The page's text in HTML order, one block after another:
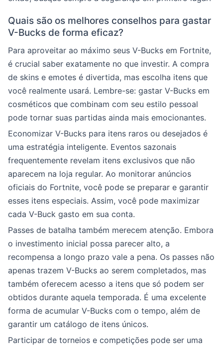
Quais são os melhores conselhos para gastar
V-Bucks de forma eficaz?
Para aproveitar ao máximo seus V-Bucks em Fortnite,
é crucial saber exatamente no que investir. A compra
de skins e emotes é divertida, mas escolha itens que
você realmente usará. Lembre-se: gastar V-Bucks em
cosméticos que combinam com seu estilo pessoal
pode tornar suas partidas ainda mais emocionantes.
Economizar V-Bucks para itens raros ou desejados é
uma estratégia inteligente. Eventos sazonais
frequentemente revelam itens exclusivos que não
aparecem na loja regular. Ao monitorar anúncios
oficiais do Fortnite, você pode se preparar e garantir
esses itens especiais. Assim, você pode maximizar
cada V-Buck gasto em sua conta.
Passes de batalha também merecem atenção. Embora
o investimento inicial possa parecer alto, a
recompensa a longo prazo vale a pena. Os passes não
apenas trazem V-Bucks ao serem completados, mas
também oferecem acesso a itens que só podem ser
obtidos durante aquela temporada. É uma excelente
forma de acumular V-Bucks com o tempo, além de
garantir um catálogo de itens únicos.
Participar de torneios e competições pode ser uma